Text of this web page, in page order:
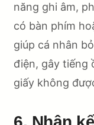
năng ghi âm,
có bàn phím
giúp cá nhân
điện, gây tiếng
giấy không